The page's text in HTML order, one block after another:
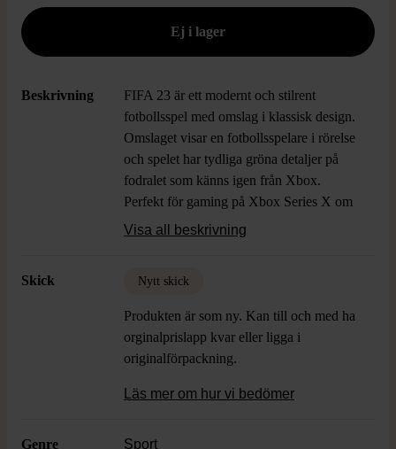
Beskrivning
FIFA 23 är ett modernt och stilrent
fotbollsspel med omslag i klassisk design.
Omslaget visar en fotbollsspelare i rörelse
och spelet har tydliga gröna detaljer på
fodralet som känns igen från Xbox.
Perfekt för gaming på Xbox Series X om
du gillar känslan av äkta matchspel.
Visa all beskrivning
Skick Nytt skick
Produkten är som ny. Kan till och med ha
orginalprislapp kvar eller ligga i
originalförpackning.
Läs mer om hur vi bedömer
Genre Sport